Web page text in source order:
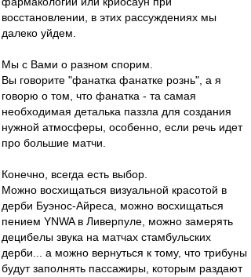
восстановлении, в этих рассуждениях мы
далеко уйдем.
Мы с Вами о разном спорим.
Вы говорите "фанатка фанатке рознь", а я
говорю о том, что фанатка - та самая
необходимая деталька паззла для создания
нужной атмосферы, особенно, если речь идет
про большие матчи.
Конечно, всегда есть выбор.
Можно восхищаться визуальной красотой в
дерби Буэнос-Айреса, можно восхищаться
пением YNWA в Ливерпуле, можно замерять
децибелы звука на матчах стамбульских
дерби... а можно вернуться к тому, что трибуны
будут заполнять пассажиры, которым раздают